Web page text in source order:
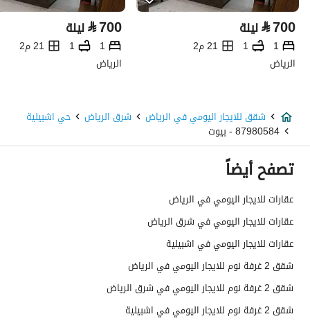
⃁700 ليلة
1
1
21 م2
الرياض
⃁700 ليلة
1
1
21 م2
الرياض
شقق للايجار اليومي في الرياض شرق الرياض حي اشبيلية
87980584 - بيوت
تصفح أيضاً
عقارات للايجار اليومي في الرياض
عقارات للايجار اليومي في شرق الرياض
عقارات للايجار اليومي في اشبيلية
شقق 2 غرفة نوم للايجار اليومي في الرياض
شقق 2 غرفة نوم للايجار اليومي في شرق الرياض
شقق 2 غرفة نوم للايجار اليومي في اشبيلية